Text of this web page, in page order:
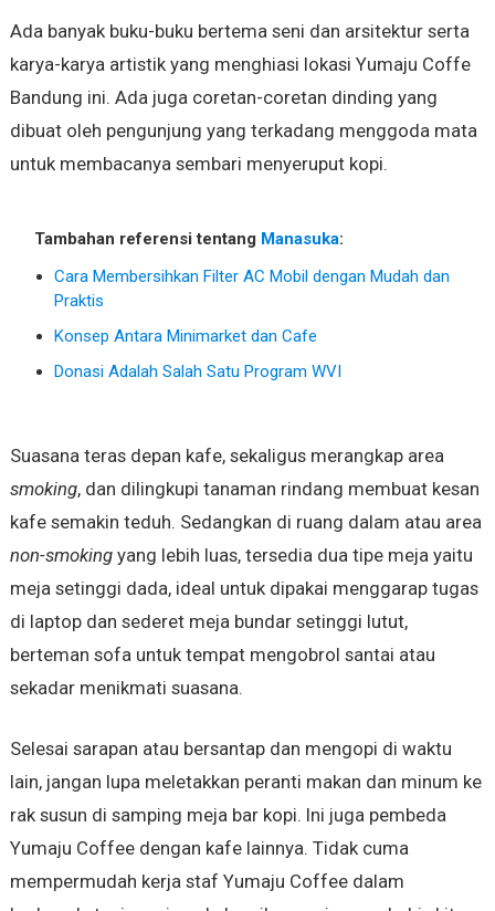
Ada banyak buku-buku bertema seni dan arsitektur serta
karya-karya artistik yang menghiasi lokasi Yumaju Coffe
Bandung ini. Ada juga coretan-coretan dinding yang
dibuat oleh pengunjung yang terkadang menggoda mata
untuk membacanya sembari menyeruput kopi.
Tambahan referensi tentang Manasuka:
Cara Membersihkan Filter AC Mobil dengan Mudah dan
Praktis
Konsep Antara Minimarket dan Cafe
Donasi Adalah Salah Satu Program WVI
Suasana teras depan kafe, sekaligus merangkap area
smoking, dan dilingkupi tanaman rindang membuat kesan
kafe semakin teduh. Sedangkan di ruang dalam atau area
non-smokingyang lebih luas, tersedia dua tipe meja yaitu
meja setinggi dada, ideal untuk dipakai menggarap tugas
di laptop dan sederet meja bundar setinggi lutut,
berteman sofa untuk tempat mengobrol santai atau
sekadar menikmati suasana.
Selesai sarapan atau bersantap dan mengopi di waktu
lain, jangan lupa meletakkan peranti makan dan minum ke
rak susun di samping meja bar kopi. Ini juga pembeda
Yumaju Coffee dengan kafe lainnya. Tidak cuma
mempermudah kerja staf Yumaju Coffee dalam